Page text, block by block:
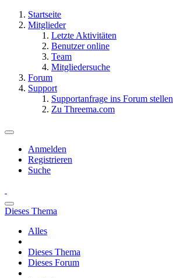
Startseite
Mitglieder
Letzte Aktivitäten
Benutzer online
Team
Mitgliedersuche
Forum
Support
Supportanfrage ins Forum stellen
Zu Threema.com
Anmelden
Registrieren
Suche
Dieses Thema
Alles
Dieses Thema
Dieses Forum